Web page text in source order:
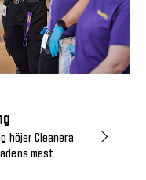
höjer Cleanera
mest